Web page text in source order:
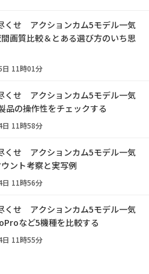
くせ アクションカム5モデル一気
間画質比較＆とある選び方のいち思
11時01分
くせ アクションカム5モデル一気
品の操作性をチェックする
11時58分
くせ アクションカム5モデル一気
ウント考察と実写例
11時56分
くせ アクションカム5モデル一気
など5機種を比較する
11時55分